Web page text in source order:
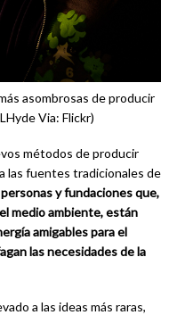
asombrosas de producir
Via: Flickr)
métodos de producir
las fuentes tradicionales de
y fundaciones que,
medio ambiente, están
amigables para el
las necesidades de la
a las ideas más raras,